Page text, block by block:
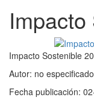
Impacto Sostenible
Autor: no especificado
Fecha publicación: